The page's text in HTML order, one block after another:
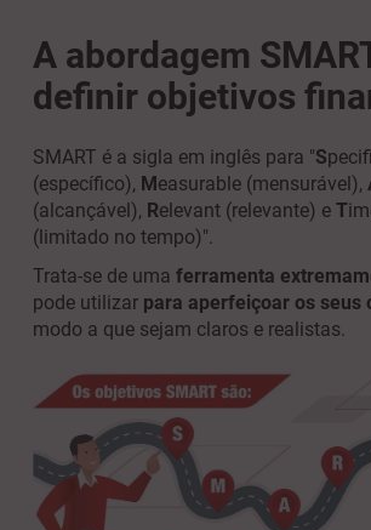
A abordagem
definir objetivos
SMART é a sigla em inglês para "S
(específico), M easurable (mensurável),
(alcançável), Relevant (relevante) e T
(limitado no tempo)".
Trata-se de uma ferramenta
pode utilizar para aperfeiçoar os seus
modo a que sejam claros e realistas.